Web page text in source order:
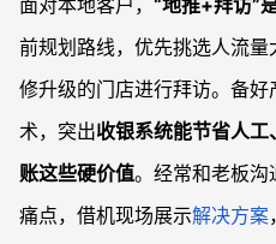
面对本地客户， “地推+拜访”
前规划路线，优先挑选人流
修升级的门店进行拜访。备
术，突出收银系统能节省人
账这些硬价值。经常和老板沟
痛点，借机现场展示解决方案，